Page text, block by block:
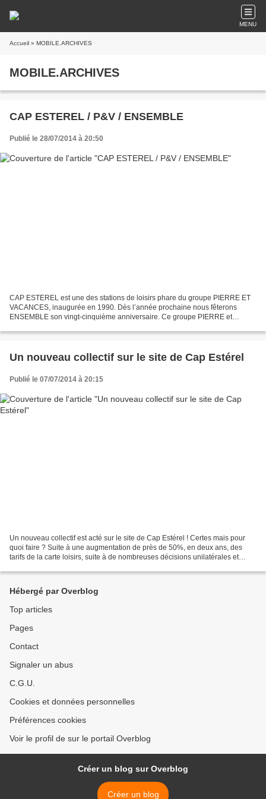
MENU
Accueil » MOBILE.ARCHIVES
MOBILE.ARCHIVES
CAP ESTEREL / P&V / ENSEMBLE
Publié le 28/07/2014 à 20:50
CAP ESTEREL est une des stations de loisirs phare du groupe PIERRE ET
VACANCES, inaugurée en 1990. Dès l’année prochaine nous fêterons
ENSEMBLE son vingt-cinquième anniversaire. Ce groupe PIERRE et
Un nouveau collectif sur le site de Cap Estérel
Publié le 07/07/2014 à 20:15
Un nouveau collectif est acté sur le site de Cap Estérel ! Certes mais pour
quoi faire ? Suite à une augmentation de près de 50%, en deux ans, des
tarifs de la carte loisirs, suite à de nombreuses décisions unilatérales et
Hébergé par Overblog
Top articles
Pages
Contact
Signaler un abus
C.G.U.
Cookies et données personnelles
Préférences cookies
Voir le profil de sur le portail Overblog
Créer un blog sur Overblog
Créer un blog